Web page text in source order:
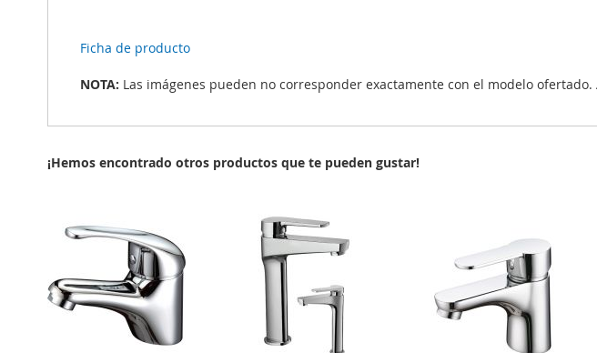
Ficha de producto
NOTA: Las imágenes pueden no corresponder exactamente con el modelo
¡Hemos encontrado otros productos que te pueden gustar!